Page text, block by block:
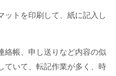
ットを印刷して、紙に記入し
絡帳、申し送りなど内容の似
ていて、転記作業が多く、時